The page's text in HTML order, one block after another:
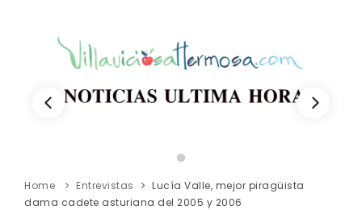
Home Entrevistas
Lucía Valle, mejor piragüista
dama cadete asturiana del 2005 y 2006